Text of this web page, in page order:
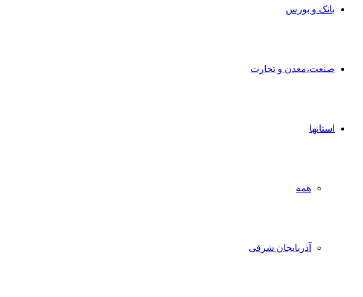
بانک و بورس
صنعت،معدن و تجارت
استانها
همه
آذربایجان شرقی